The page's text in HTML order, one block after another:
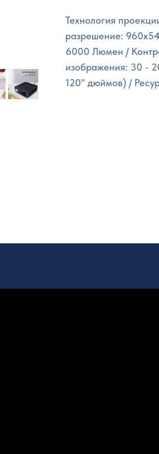
Технология
разрешение:
6000 Люмен /
изображения: 30 -
120" дюймов) /